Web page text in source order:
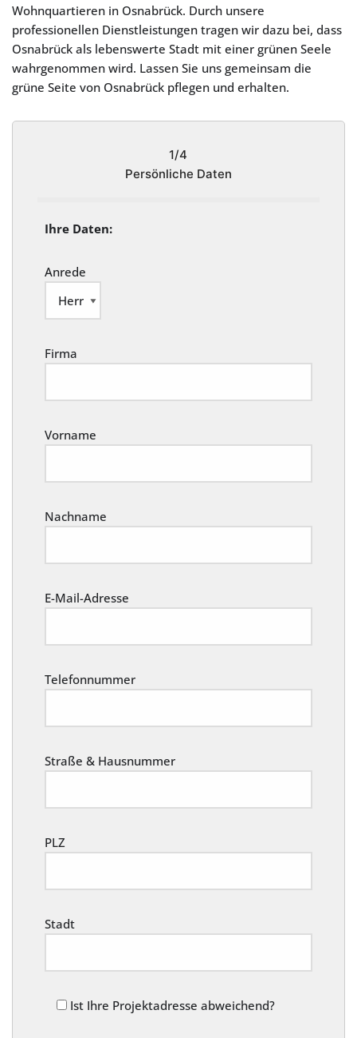
Wohnquartieren in Osnabrück. Durch unsere
professionellen Dienstleistungen tragen wir dazu bei, dass
Osnabrück als lebenswerte Stadt mit einer grünen Seele
wahrgenommen wird. Lassen Sie uns gemeinsam die
grüne Seite von Osnabrück pflegen und erhalten.
1/4
Persönliche Daten
Ihre Daten:
Anrede
Firma
Vorname
Nachname
E-Mail-Adresse
Telefonnummer
Straße & Hausnummer
PLZ
Stadt
Ist Ihre Projektadresse abweichend?